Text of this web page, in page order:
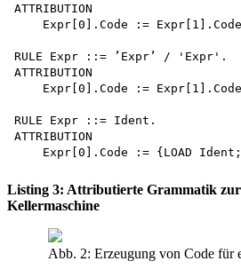
ATTRIBUTION
Expr[0].Code :=
RULE Expr ::= ’Expr’ / 'Expr'.
ATTRIBUTION
Expr[0].Code :=
RULE Expr ::= Ident.
ATTRIBUTION
Listing 3: Attributierte Grammatik
Kellermaschine
Abb. 2: Erzeugung von Code für